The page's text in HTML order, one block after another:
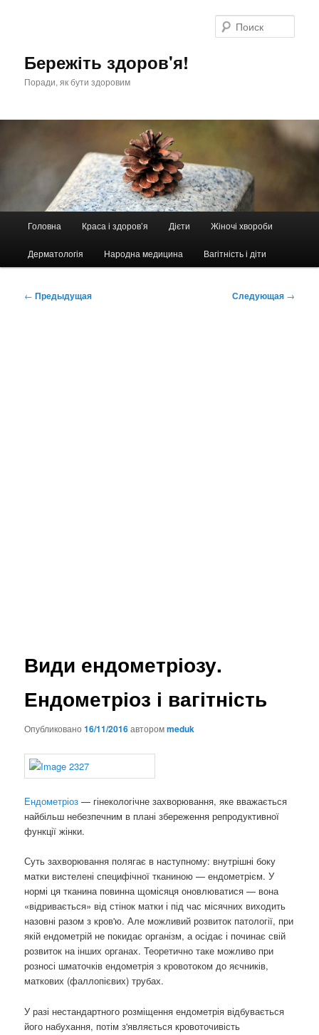
Бережіть здоров'я!
Поради, як бути здоровим
Головна Краса і здоров’я Дієти Жіночі хвороби
Дерматологія Народна медицина Вагітність і діти
Навигация
← Предыдущая Следующая →
Види ендометріозу.
Ендометріоз і вагітність
Опубликовано16/11/2016авторомmeduk
Ендометріоз— гінекологічне захворювання, яке вважається
найбільш небезпечним в плані збереження репродуктивної
функції жінки.
Суть захворювання полягає в наступному: внутрішні боку
матки вистелені специфічної тканиною — ендометрієм. У
нормі ця тканина повинна щомісяця оновлюватися — вона
«відривається» від стінок матки і під час місячних виходить
назовні разом з кров'ю. Але можливий розвиток патології, при
якій ендометрій не покидає організм, а осідає і починає свій
розвиток на інших органах. Теоретично таке можливо при
розносі шматочків ендометрія з кровотоком до яєчників,
маткових (фаллопієвих) трубах.
У разі нестандартного розміщення ендометрія відбувається
його набухання, потім з'являється кровоточивість